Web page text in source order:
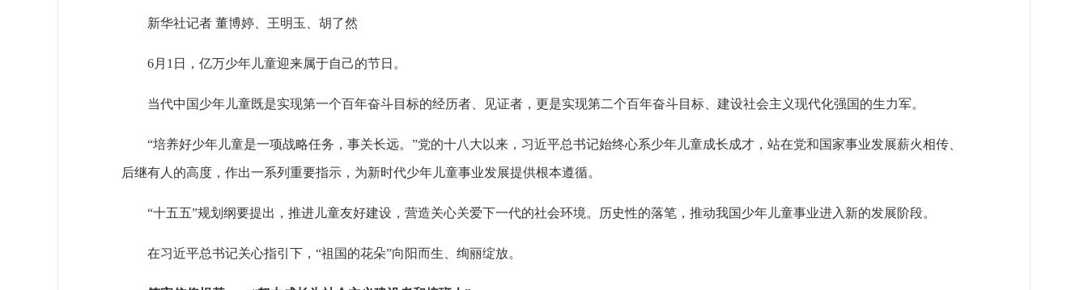
新华社记者 董博婷、王明玉、胡了然
6月1日，亿万少年儿童迎来属于自己的节日。
当代中国少年儿童既是实现第一个百年奋斗目标的经历者、见证者，更是实现第二个百年奋斗目标、建设社会主义现代化强国的生力军。
“培养好少年儿童是一项战略任务，事关长远。”党的十八大以来，习近平总书记始终心系少年儿童成长成才，站在党和国家事业发展薪火相传、
后继有人的高度，作出一系列重要指示，为新时代少年儿童事业发展提供根本遵循。
“十五五”规划纲要提出，推进儿童友好建设，营造关心关爱下一代的社会环境。历史性的落笔，推动我国少年儿童事业进入新的发展阶段。
在习近平总书记关心指引下，“祖国的花朵”向阳而生、绚丽绽放。